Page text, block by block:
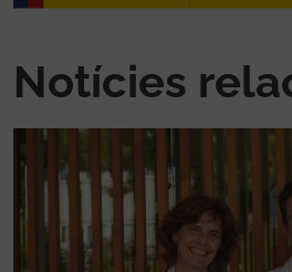
Notícies